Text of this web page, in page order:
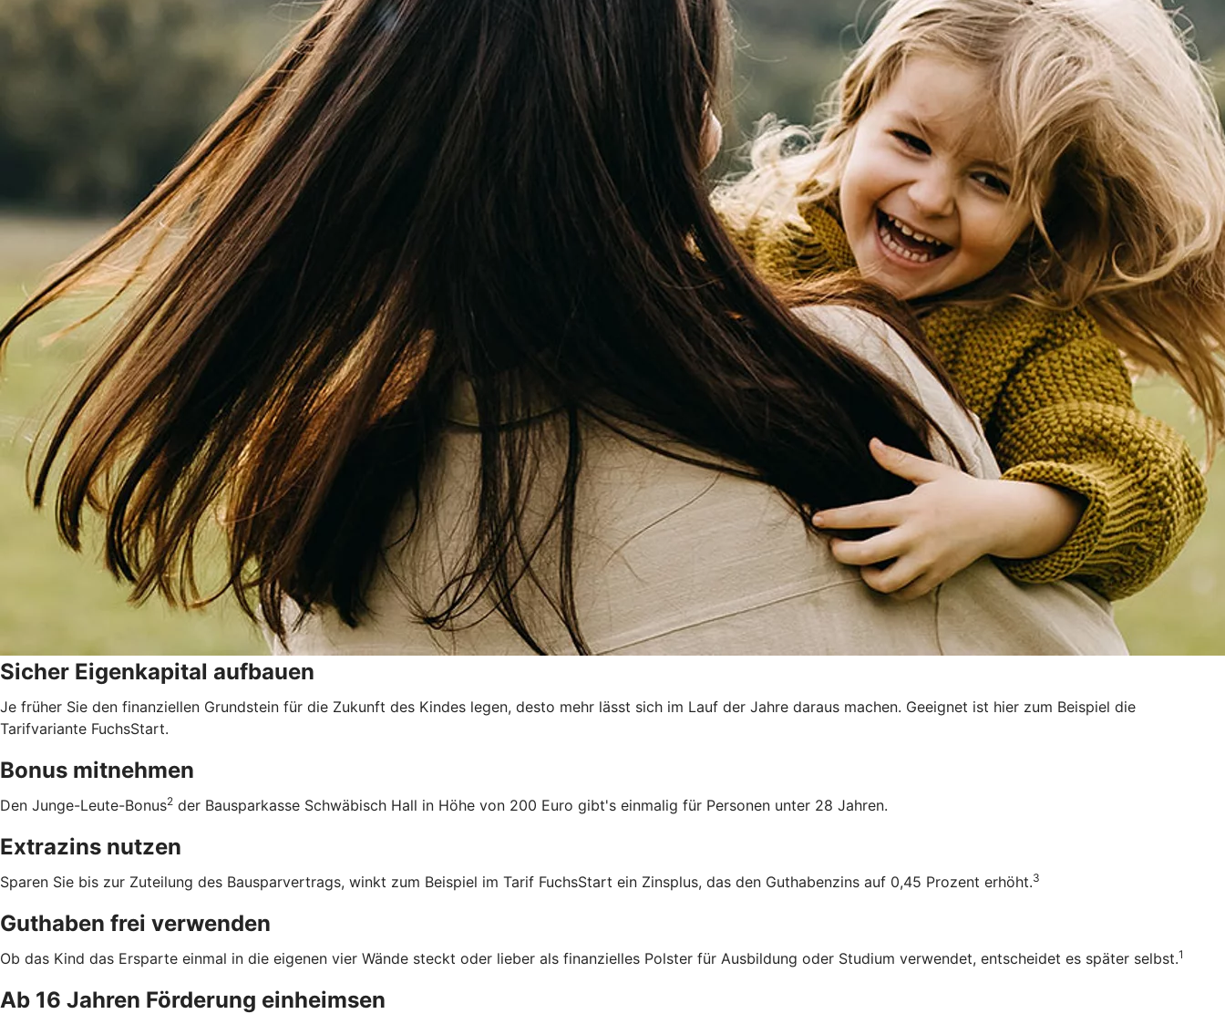
Sicher Eigenkapital aufbauen
Je früher Sie den finanziellen Grundstein für die Zukunft des Kindes legen, desto mehr lässt sich im Lauf der Jahre daraus machen. Geeignet ist hier zum Beispiel die
Tarifvariante FuchsStart.
Bonus mitnehmen
Den Junge-Leute-Bonus2 der Bausparkasse Schwäbisch Hall in Höhe von 200 Euro gibt's einmalig für Personen unter 28 Jahren.
Extrazins nutzen
Sparen Sie bis zur Zuteilung des Bausparvertrags, winkt zum Beispiel im Tarif FuchsStart ein Zinsplus, das den Guthabenzins auf 0,45 Prozent erhöht.3
Guthaben frei verwenden
Ob das Kind das Ersparte einmal in die eigenen vier Wände steckt oder lieber als finanzielles Polster für Ausbildung oder Studium verwendet, entscheidet es später selbst.1
Ab 16 Jahren Förderung einheimsen